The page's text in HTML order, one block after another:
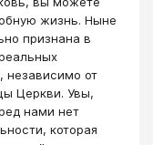
жизнь. Ныне
признана в
независимо от
Церкви. Увы,
нами нет
которая